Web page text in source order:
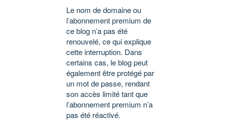
Le nom de domaine ou
l’abonnement premium de
ce blog n’a pas été
renouvelé, ce qui explique
cette interruption. Dans
certains cas, le blog peut
également être protégé par
un mot de passe, rendant
son accès limité tant que
l’abonnement premium n’a
pas été réactivé.